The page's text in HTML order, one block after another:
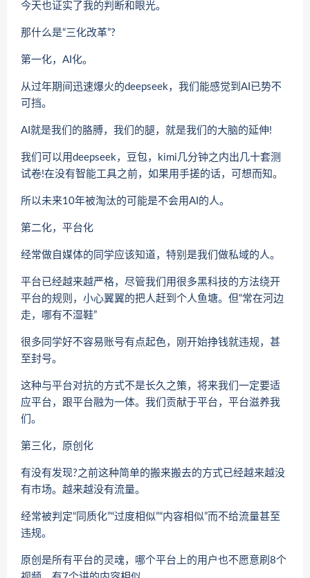
今天也证实了我的判断和眼光。
那什么是“三化改革”?
第一化，AI化。
从过年期间迅速爆火的deepseek，我们能感觉到AI已势不
可挡。
AI就是我们的胳膊，我们的腿，就是我们的大脑的延伸!
我们可以用deepseek，豆包，kimi几分钟之内出几十套测
试卷!在没有智能工具之前，如果用手搓的话，可想而知。
所以未来10年被淘汰的可能是不会用AI的人。
第二化，平台化
经常做自媒体的同学应该知道，特别是我们做私域的人。
平台已经越来越严格，尽管我们用很多黑科技的方法绕开
平台的规则，小心翼翼的把人赶到个人鱼塘。但“常在河边
走，哪有不湿鞋”
很多同学好不容易账号有点起色，刚开始挣钱就违规，甚
至封号。
这种与平台对抗的方式不是长久之策，将来我们一定要适
应平台，跟平台融为一体。我们贡献于平台，平台滋养我
们。
第三化，原创化
有没有发现?之前这种简单的搬来搬去的方式已经越来越没
有市场。越来越没有流量。
经常被判定“同质化”“过度相似”“内容相似”而不给流量甚至
违规。
原创是所有平台的灵魂，哪个平台上的用户也不愿意刷8个